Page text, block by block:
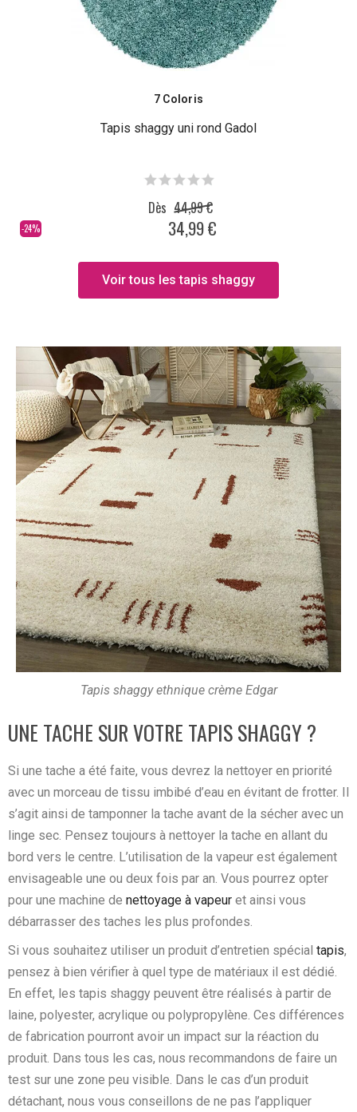
7 Coloris
Tapis shaggy uni rond Gadol
-24%
Dès 44,99 €
34,99 €
Voir tous les tapis shaggy
Tapis shaggy ethnique crème Edgar
UNE TACHE SUR VOTRE TAPIS SHAGGY ?
Si une tache a été faite, vous devrez la nettoyer en priorité
avec un morceau de tissu imbibé d’eau en évitant de frotter. Il
s’agit ainsi de tamponner la tache avant de la sécher avec un
linge sec. Pensez toujours à nettoyer la tache en allant du
bord vers le centre. L’utilisation de la vapeur est également
envisageable une ou deux fois par an. Vous pourrez opter
pour une machine de nettoyage à vapeur et ainsi vous
débarrasser des taches les plus profondes.
Si vous souhaitez utiliser un produit d’entretien spécial tapis,
pensez à bien vérifier à quel type de matériaux il est dédié.
En effet, les tapis shaggy peuvent être réalisés à partir de
laine, polyester, acrylique ou polypropylène. Ces différences
de fabrication pourront avoir un impact sur la réaction du
produit. Dans tous les cas, nous recommandons de faire un
test sur une zone peu visible. Dans le cas d’un produit
détachant, nous vous conseillons de ne pas l’appliquer